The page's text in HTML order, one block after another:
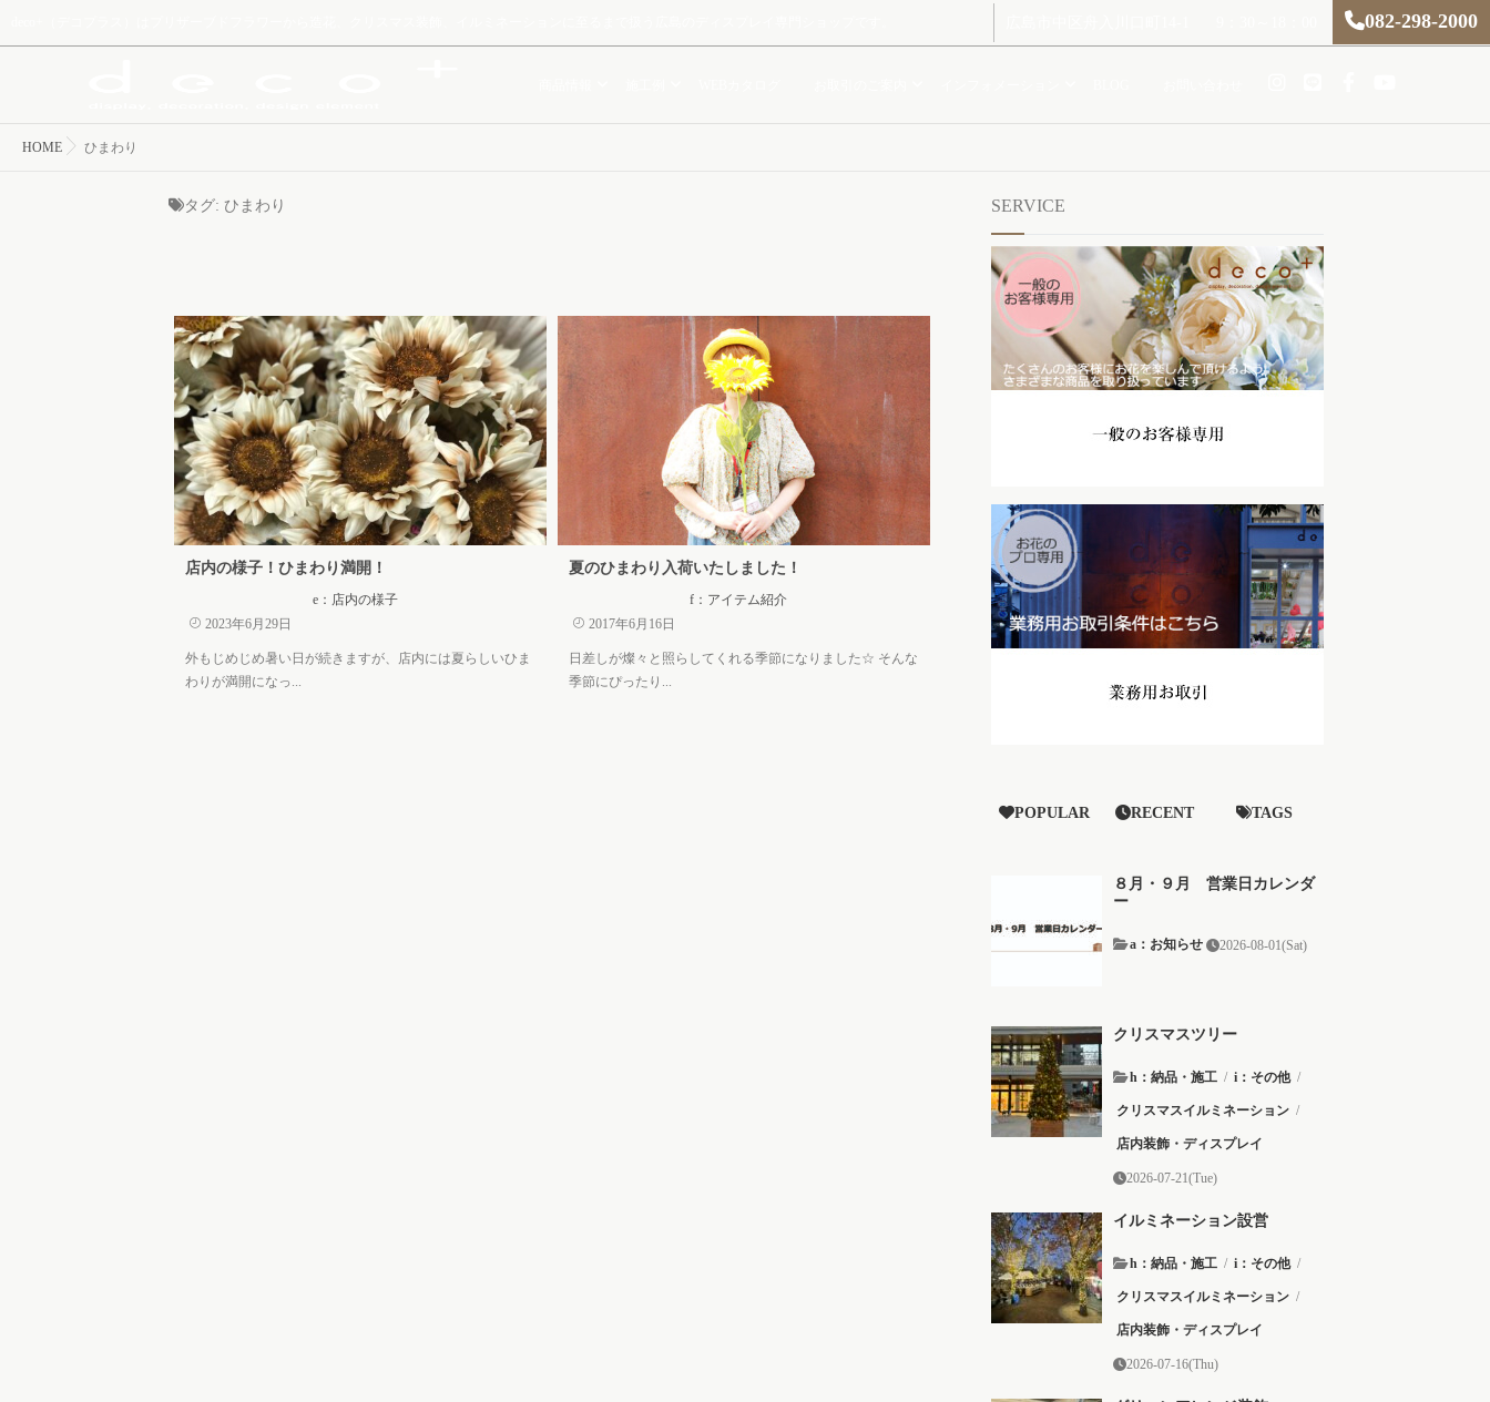
082-298-2000
HOME ひまわり
タグ: ひまわり
店内の様子！ひまわり満開！
e：店内の様子
2023年6月29日
外もじめじめ暑い日が続きますが、店内には夏らしいひま
わりが満開になっ...
夏のひまわり入荷いたしました！
f：アイテム紹介
2017年6月16日
日差しが燦々と照らしてくれる季節になりました☆ そんな
季節にぴったり...
SERVICE
POPULAR RECENT TAGS
８月・９月 営業日カレンダ
ー
a：お知らせ 2026-08-01(Sat)
クリスマスツリー
h：納品・施工 / i：その他 /
クリスマスイルミネーション /
店内装飾・ディスプレイ
2026-07-21(Tue)
イルミネーション設営
h：納品・施工 / i：その他 /
クリスマスイルミネーション /
店内装飾・ディスプレイ
2026-07-16(Thu)